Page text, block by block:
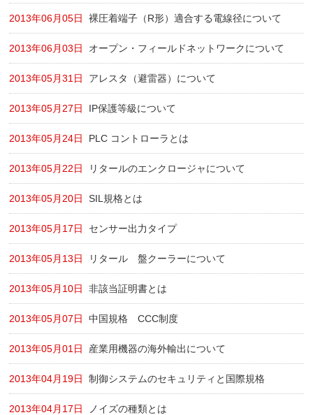
2013年06月05日 裸圧着端子（R形）適合する電線径について
2013年06月03日 オープン・フィールドネットワークについて
2013年05月31日 アレスタ（避雷器）について
2013年05月27日 IP保護等級について
2013年05月24日 PLC コントローラとは
2013年05月22日 リタールのエンクロージャについて
2013年05月20日 SIL規格とは
2013年05月17日 センサー出力タイプ
2013年05月13日 リタール 盤クーラーについて
2013年05月10日 非該当証明書とは
2013年05月07日 中国規格 CCC制度
2013年05月01日 産業用機器の海外輸出について
2013年04月19日 制御システムのセキュリティと国際規格
2013年04月17日 ノイズの種類とは